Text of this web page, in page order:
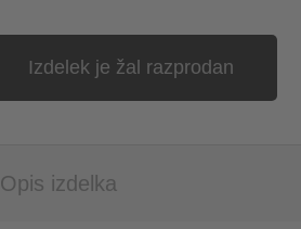
Izdelek je žal razprodan
Opis izdelka